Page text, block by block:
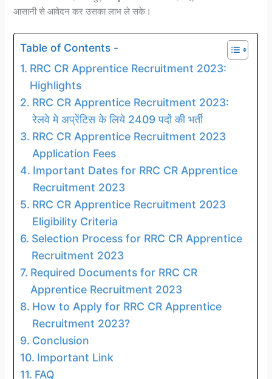
आसानी से आवेदन कर उसका लाभ ले सके।
Table of Contents -
RRC CR Apprentice Recruitment 2023:
Highlights
RRC CR Apprentice Recruitment 2023:
रेलवे मे अप्रेंटिस के लिये 2409 पदों की भर्ती
RRC CR Apprentice Recruitment 2023
Application Fees
Important Dates for RRC CR Apprentice
Recruitment 2023
RRC CR Apprentice Recruitment 2023
Eligibility Criteria
Selection Process for RRC CR Apprentice
Recruitment 2023
Required Documents for RRC CR
Apprentice Recruitment 2023
How to Apply for RRC CR Apprentice
Recruitment 2023?
Conclusion
Important Link
FAQ